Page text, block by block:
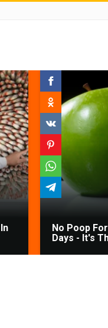
No Poop
Days - It's